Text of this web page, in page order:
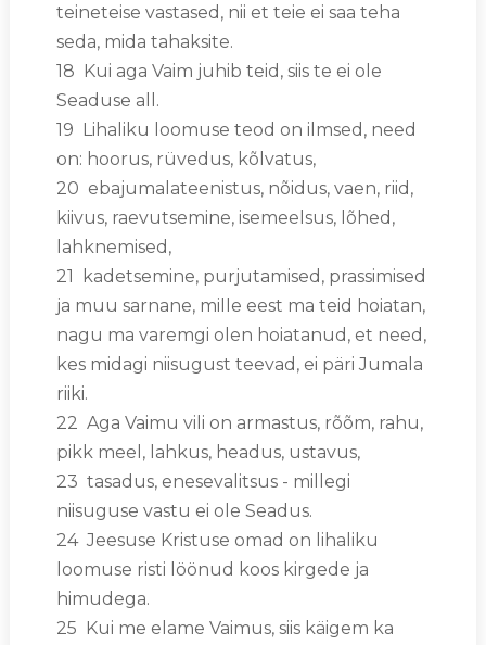
teineteise vastased, nii et teie ei saa teha
seda, mida tahaksite.
18 Kui aga Vaim juhib teid, siis te ei ole
Seaduse all.
19 Lihaliku loomuse teod on ilmsed, need
on: hoorus, rüvedus, kõlvatus,
20 ebajumalateenistus, nõidus, vaen, riid,
kiivus, raevutsemine, isemeelsus, lõhed,
lahknemised,
21 kadetsemine, purjutamised, prassimised
ja muu sarnane, mille eest ma teid hoiatan,
nagu ma varemgi olen hoiatanud, et need,
kes midagi niisugust teevad, ei päri Jumala
riiki.
22 Aga Vaimu vili on armastus, rõõm, rahu,
pikk meel, lahkus, headus, ustavus,
23 tasadus, enesevalitsus - millegi
niisuguse vastu ei ole Seadus.
24 Jeesuse Kristuse omad on lihaliku
loomuse risti löönud koos kirgede ja
himudega.
25 Kui me elame Vaimus, siis käigem ka